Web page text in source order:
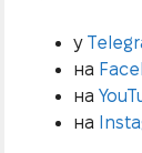
у
на
на
на